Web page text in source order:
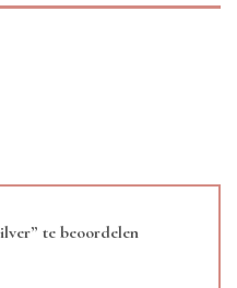
te beoordelen